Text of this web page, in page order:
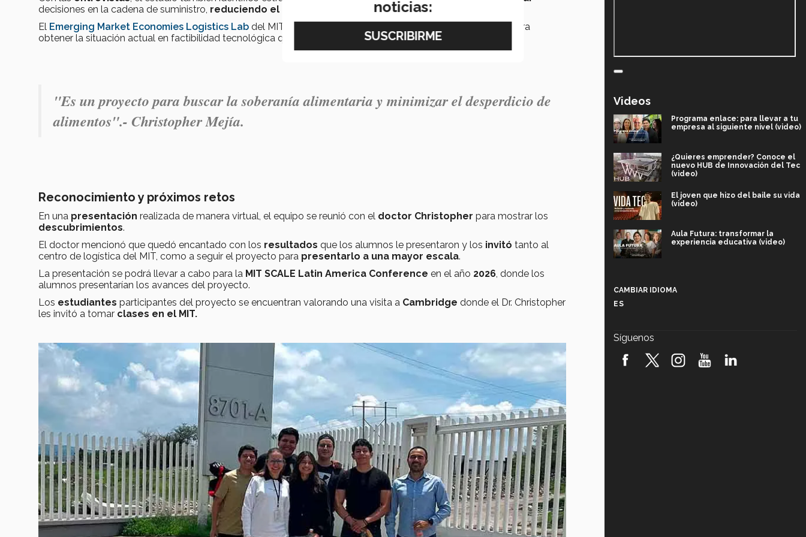
decisiones en la cadena de suministro, reduciendo el desperdicio
de alimentos.
El Emerging Market Economies Logistics Lab del MIT,
recabada por los alumnos para
obtener la situación actual en factibilidad tecnológica que tiene la Central de Abastos en León.
"Es un proyecto para buscar la soberanía alimentaria y minimizar el desperdicio de
alimentos".- Christopher Mejía.
Reconocimiento y próximos retos
En una presentación realizada de manera virtual, el equipo se reunió con el doctor Christopher para mostrar los
descubrimientos.
El doctor mencionó que quedó encantado con los resultados que los alumnos le presentaron y los invitó tanto al
centro de logística del MIT, como a seguir el proyecto para presentarlo a una mayor escala.
La presentación se podrá llevar a cabo para la MIT SCALE Latin America Conference en el año 2026, donde los
alumnos presentarían los avances del proyecto.
Los estudiantes participantes del proyecto se encuentran valorando una visita a Cambridge donde el Dr. Christopher
les invitó a tomar clases en el MIT.
Videos
Programa enlace: para llevar a tu
empresa al siguiente nivel (video)
¿Quieres emprender? Conoce el
nuevo HUB de Innovación del Tec
(video)
El joven que hizo del baile su vida
(video)
Aula Futura: transformar la
experiencia educativa (video)
robótica FIRST 2026! (video)
CAMBIAR IDIOMA
ES
Síguenos
noticias: